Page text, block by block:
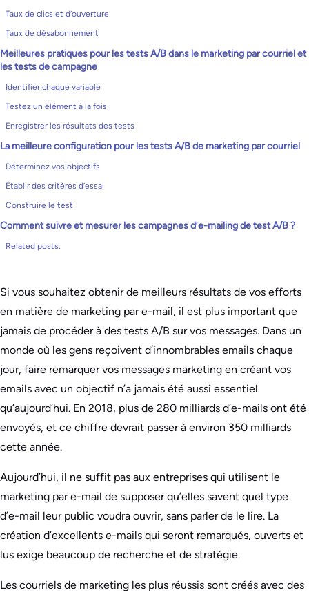
Taux de clics et d’ouverture
Taux de désabonnement
Meilleures pratiques pour les tests A/B dans le marketing par courriel et
les tests de campagne
Identifier chaque variable
Testez un élément à la fois
Enregistrer les résultats des tests
La meilleure configuration pour les tests A/B de marketing par courriel
Déterminez vos objectifs
Établir des critères d’essai
Construire le test
Comment suivre et mesurer les campagnes d’e-mailing de test A/B ?
Related posts:
Si vous souhaitez obtenir de meilleurs résultats de vos efforts
en matière de marketing par e-mail, il est plus important que
jamais de procéder à des tests A/B sur vos messages. Dans un
monde où les gens reçoivent d’innombrables emails chaque
jour, faire remarquer vos messages marketing en créant vos
emails avec un objectif n’a jamais été aussi essentiel
qu’aujourd’hui. En 2018, plus de 280 milliards d’e-mails ont été
envoyés, et ce chiffre devrait passer à environ 350 milliards
cette année.
Aujourd’hui, il ne suffit pas aux entreprises qui utilisent le
marketing par e-mail de supposer qu’elles savent quel type
d’e-mail leur public voudra ouvrir, sans parler de le lire. La
création d’excellents e-mails qui seront remarqués, ouverts et
lus exige beaucoup de recherche et de stratégie.
Les courriels de marketing les plus réussis sont créés avec des